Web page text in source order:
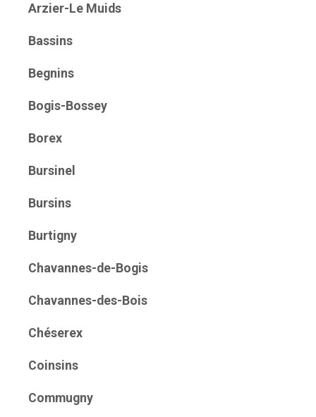
Arzier-Le Muids
Bassins
Begnins
Bogis-Bossey
Borex
Bursinel
Bursins
Burtigny
Chavannes-de-Bogis
Chavannes-des-Bois
Chéserex
Coinsins
Commugny